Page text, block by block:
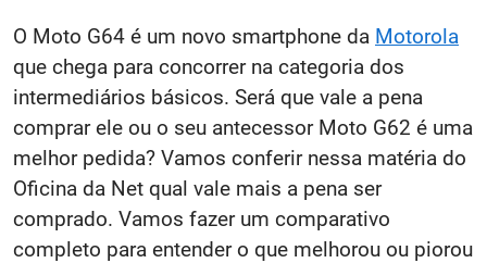
O Moto G64 é um novo smartphone da Motorola
que chega para concorrer na categoria dos
intermediários básicos. Será que vale a pena
comprar ele ou o seu antecessor Moto G62 é uma
melhor pedida? Vamos conferir nessa matéria do
Oficina da Net qual vale mais a pena ser
comprado. Vamos fazer um comparativo
completo para entender o que melhorou ou piorou